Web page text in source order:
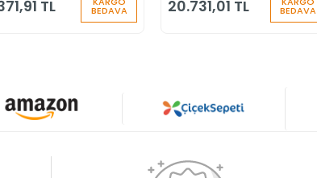
TL BEDAVA 20.731,01 TL BEDAVA